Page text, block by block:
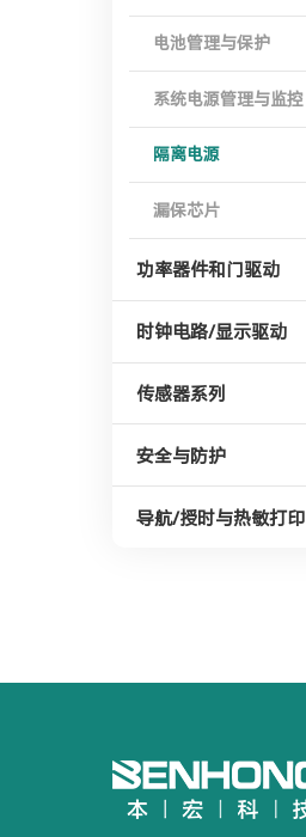
电池管理与保护
系统电源管理与监控
隔离电源
漏保芯片
功率器件和门驱动
时钟电路/显示驱动
传感器系列
安全与防护
导航/授时与热敏打印